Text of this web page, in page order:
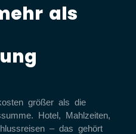
als
größer als die
Hotel, Mahlzeiten,
– das gehört